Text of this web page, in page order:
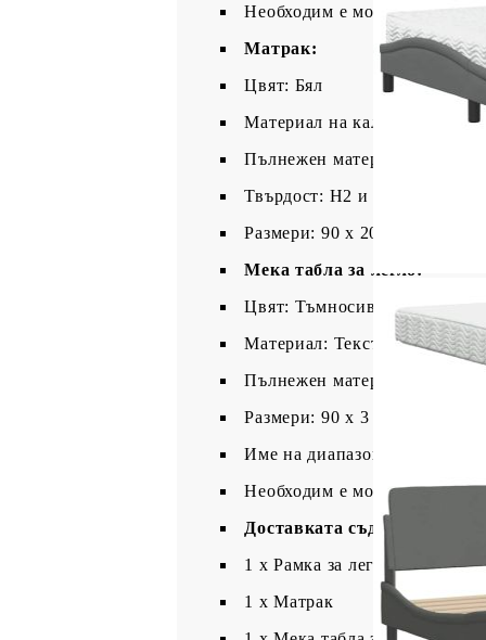
Необходим е монтаж
Матрак:
Цвят: Бял
Материал на калъфката:
Пълнежен материал: 22D PU
Твърдост: H2 и H3
Размери: 90 x 200 x 17 см
Мека табла за легло:
Цвят: Тъмносив
Материал: Текстил (100%
Пълнежен материал: PP
Размери: 90 x 3 x 45 см (Д x
Име на диапазона: Ханко
Необходим е монтаж
Доставката съдържа:
1 x Рамка за легло
1 x Матрак